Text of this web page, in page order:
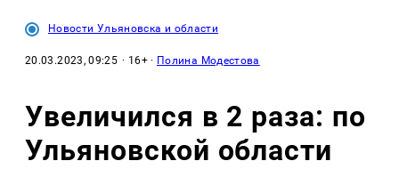
Новости Ульяновска и области
20.03.2023, 09:25 · 16+ · Полина Модестова
Увеличился в 2 раза: по
Ульяновской области